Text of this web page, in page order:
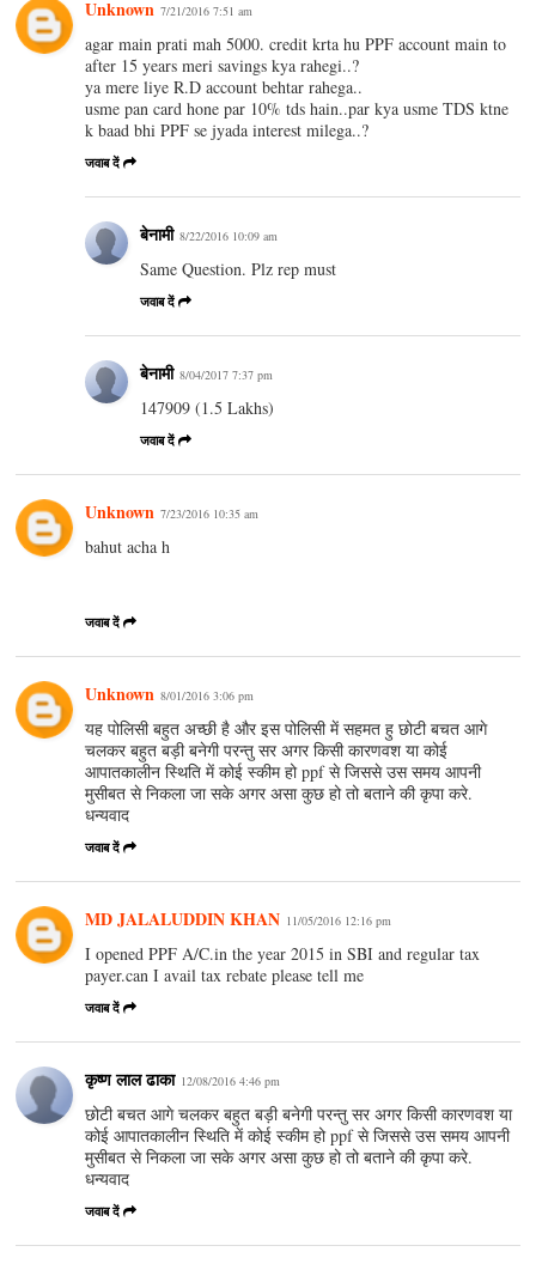
Unknown 7/21/2016 7:51 am
agar main prati mah 5000. credit krta hu PPF account main to
after 15 years meri savings kya rahegi..?
ya mere liye R.D account behtar rahega..
usme pan card hone par 10% tds hain..par kya usme TDS ktne
k baad bhi PPF se jyada interest milega..?
जवाब दें
बेनामी 8/22/2016 10:09 am
Same Question. Plz rep must
जवाब दें
बेनामी 8/04/2017 7:37 pm
147909 (1.5 Lakhs)
जवाब दें
Unknown 7/23/2016 10:35 am
bahut acha h
जवाब दें
Unknown 8/01/2016 3:06 pm
यह पोलिसी बहुत अच्छी है और इस पोलिसी में सहमत हु छोटी बचत आगे
चलकर बहुत बड़ी बनेगी परन्तु सर अगर किसी कारणवश या कोई
आपातकालीन स्थिति में कोई स्कीम हो ppf से जिससे उस समय आपनी
मुसीबत से निकला जा सके अगर असा कुछ हो तो बताने की कृपा करे.
धन्यवाद
जवाब दें
MD JALALUDDIN KHAN 11/05/2016 12:16 pm
I opened PPF A/C.in the year 2015 in SBI and regular tax
payer.can I avail tax rebate please tell me
जवाब दें
कृष्ण लाल ढाका 12/08/2016 4:46 pm
छोटी बचत आगे चलकर बहुत बड़ी बनेगी परन्तु सर अगर किसी कारणवश या
कोई आपातकालीन स्थिति में कोई स्कीम हो ppf से जिससे उस समय आपनी
मुसीबत से निकला जा सके अगर असा कुछ हो तो बताने की कृपा करे.
धन्यवाद
जवाब दें